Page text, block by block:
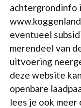
achtergrondinfo
eventueel
merendeel van
uitvoering
deze website
openbare
lees je ook meer